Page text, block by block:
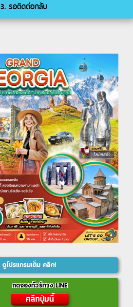
3. รอติดต่อกลับ
ดูโปรแกรมเต็ม คลิก!
กดจองทัวร์ทาง LINE
คลิกปุ่มนี้